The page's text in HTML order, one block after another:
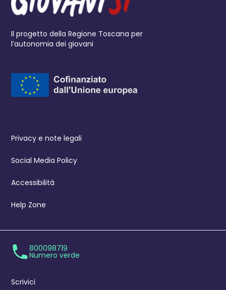
Il progetto della Regione Toscana per
l’autonomia dei giovani
Privacy e note legali
Social Media Policy
Accessibilità
Help Zone
800098719
Numero verde
Scrivici